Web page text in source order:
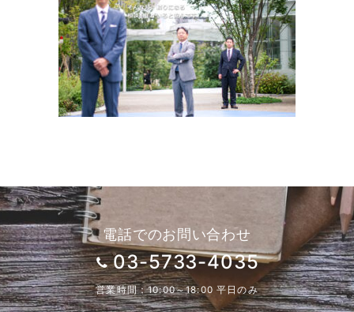
電話でのお問い合わせ
03-5733-4035
営業時間：10:00～18:00 平日のみ